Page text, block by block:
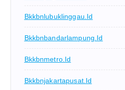
Bkkbnlubuklinggau.id
Bkkbnbandarlampung.id
Bkkbnmetro.id
Bkkbnjakartapusat.id